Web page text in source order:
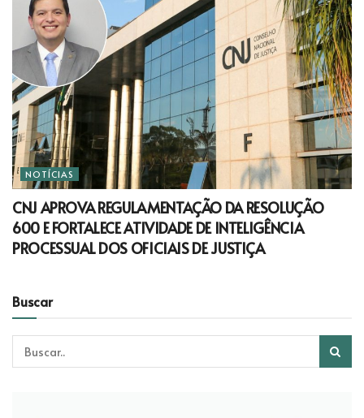
NOTÍCIAS
CNJ APROVA REGULAMENTAÇÃO DA RESOLUÇÃO
600 E FORTALECE ATIVIDADE DE INTELIGÊNCIA
PROCESSUAL DOS OFICIAIS DE JUSTIÇA
Buscar